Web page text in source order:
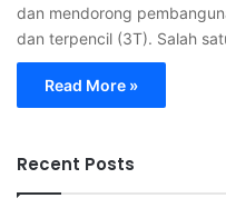
dan mendorong
dan terpencil (3T). Salah
Read More »
Recent Posts